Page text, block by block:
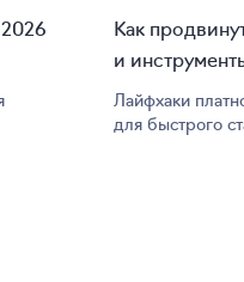
Как
и
Лайфхаки
для быстрого